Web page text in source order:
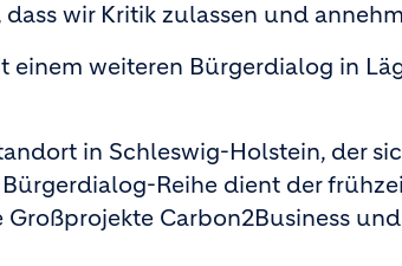
wir Kritik zulassen und
einem weiteren Bürgerdialog in
in Schleswig-Holstein, der
Reihe dient der
Carbon2Business und